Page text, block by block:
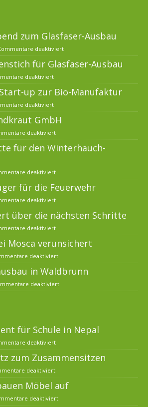
zum Glasfaser-Ausbau
deaktiviert
für Glasfaser-Ausbau
deaktiviert
up zur Bio-Manufaktur
deaktiviert
GmbH
deaktiviert
für den Winterhauch-
deaktiviert
für die Feuerwehr
deaktiviert
über die nächsten Schritte
deaktiviert
Mosca verunsichert
deaktiviert
in Waldbrunn
deaktiviert
für Schule in Nepal
deaktiviert
zum Zusammensitzen
deaktiviert
Möbel auf
deaktiviert